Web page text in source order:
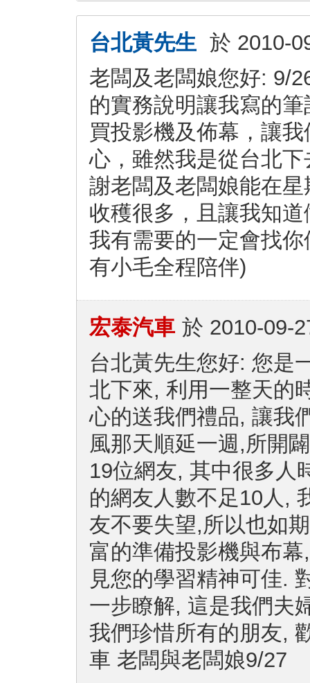
台北黃先生 於 2010-
老闆及老闆娘您好: 9/
的實務說明讓我寫的
買投影機及佈幕，讓
心，雖然我是從台北
謝老闆及老闆娘能在
收穫很多，且讓我知
我有需要的一定會找
有小毛全程陪伴)
宏泰汽車 於 2010-09-
台北黃先生您好: 您是
北下來, 利用一整天的
心的送我們禮品, 讓我
風那天順延一週,所開
19位網友, 其中很多人
的網友人數不足10人,
友不要失望,所以也如
富的準備投影機與布
見您的學習精神可佳.
一步瞭解, 這是我們夫
我們珍惜所有的朋友,
車 老闆與老闆娘9/27